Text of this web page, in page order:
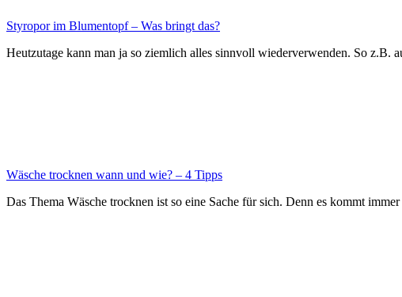
Styropor im Blumentopf – Was bringt das?
Heutzutage kann man ja so ziemlich alles sinnvoll wiederverwenden. So
Wäsche trocknen wann und wie? – 4 Tipps
Das Thema Wäsche trocknen ist so eine Sache für sich. Denn es kommt